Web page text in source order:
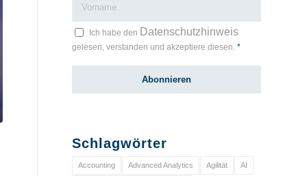
Ich habe den Datenschutzhinweis
gelesen, verstanden und akzeptiere diesen.*
Schlagwörter
Accounting Advanced Analytics Agilität AI